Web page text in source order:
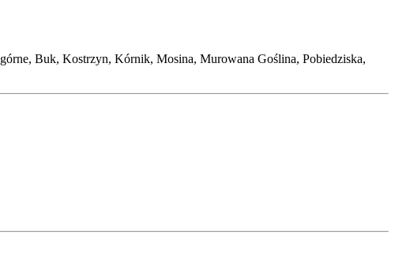
Buk, Kostrzyn, Kórnik, Mosina, Murowana Goślina, Pobiedziska,